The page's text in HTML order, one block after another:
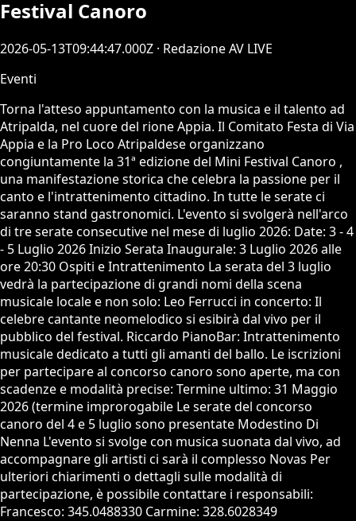
Festival Canoro
2026-05-13T09:44:47.000Z · Redazione AV LIVE
Eventi
Torna l'atteso appuntamento con la musica e il talento ad
Atripalda, nel cuore del rione Appia. Il Comitato Festa di Via
Appia e la Pro Loco Atripaldese organizzano
congiuntamente la 31ª edizione del Mini Festival Canoro ,
una manifestazione storica che celebra la passione per il
canto e l'intrattenimento cittadino. In tutte le serate ci
saranno stand gastronomici. L'evento si svolgerà nell'arco
di tre serate consecutive nel mese di luglio 2026: Date: 3 - 4
- 5 Luglio 2026 Inizio Serata Inaugurale: 3 Luglio 2026 alle
ore 20:30 Ospiti e Intrattenimento La serata del 3 luglio
vedrà la partecipazione di grandi nomi della scena
musicale locale e non solo: Leo Ferrucci in concerto: Il
celebre cantante neomelodico si esibirà dal vivo per il
pubblico del festival. Riccardo PianoBar: Intrattenimento
musicale dedicato a tutti gli amanti del ballo. Le iscrizioni
per partecipare al concorso canoro sono aperte, ma con
scadenze e modalità precise: Termine ultimo: 31 Maggio
2026 (termine improrogabile Le serate del concorso
canoro del 4 e 5 luglio sono presentate Modestino Di
Nenna L'evento si svolge con musica suonata dal vivo, ad
accompagnare gli artisti ci sarà il complesso Novas Per
ulteriori chiarimenti o dettagli sulle modalità di
partecipazione, è possibile contattare i responsabili:
Francesco: 345.0488330 Carmine: 328.6028349